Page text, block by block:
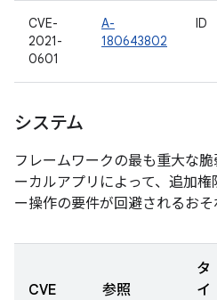
CVE-
2021-
0601
A-
180643802
ID
システム
フレームワークの最も重大な
ーカルアプリによって、追加
ー操作の要件が回避されるおそ
CVE 参照
タ
イ